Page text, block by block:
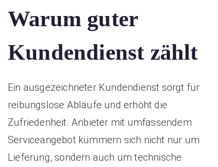
Warum guter
Kundendienst zählt
Ein ausgezeichneter Kundendienst sorgt für
reibungslose Abläufe und erhöht die
Zufriedenheit. Anbieter mit umfassendem
Serviceangebot kümmern sich nicht nur um
Lieferung, sondern auch um technische